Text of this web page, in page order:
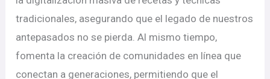
tradicionales, asegurando que el legado de nuestros
antepasados no se pierda. Al mismo tiempo,
fomenta la creación de comunidades en línea que
conectan a generaciones, permitiendo que el